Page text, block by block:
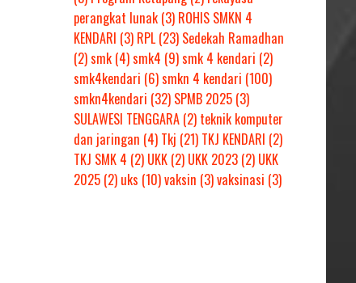
perangkat lunak(3) ROHIS SMKN 4
KENDARI (3) RPL(23) Sedekah Ramadhan
(2)smk(4)smk4 (9)smk 4 kendari (2)
smk4kendari (6)smkn 4 kendari (100)
smkn4kendari (32) SPMB 2025(3)
SULAWESI TENGGARA(2) teknik komputer
dan jaringan (4) Tkj (21) TKJ KENDARI (2)
TKJ SMK 4 (2) UKK(2) UKK 2023(2) UKK
2025(2) uks (10)vaksin (3)vaksinasi (3)